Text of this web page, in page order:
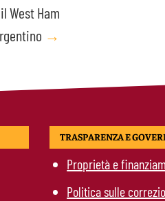
West Ham
→
TRASPARENZA E
Proprietà e
Politica sulle